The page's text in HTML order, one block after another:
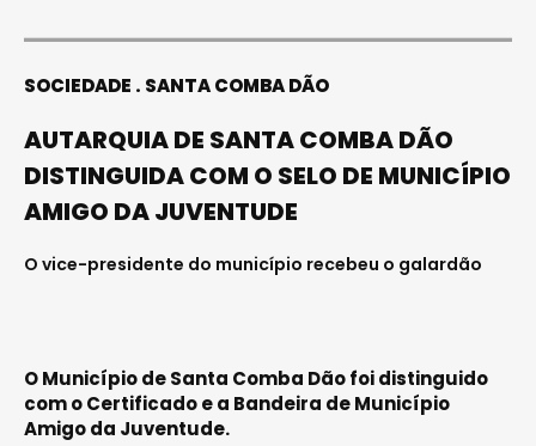
SOCIEDADE SANTA COMBA DÃO
AUTARQUIA DE SANTA COMBA DÃO
DISTINGUIDA COM O SELO DE MUNICÍPIO
AMIGO DA JUVENTUDE
O vice-presidente do município recebeu o galardão
O Município de Santa Comba Dão foi distinguido
com o Certificado e a Bandeira de Município
Amigo da Juventude.